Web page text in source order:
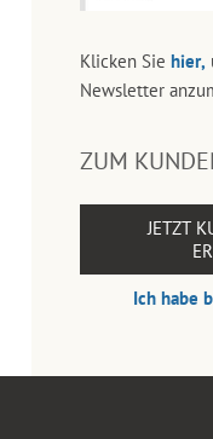
Klicken Sie hier,
Newsletter
ZUM
JETZT
Ich habe